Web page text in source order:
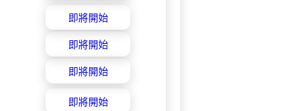
即將開始
即將開始
即將開始
即將開始